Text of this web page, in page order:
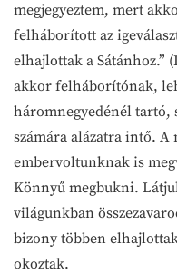
megjegyeztem, mert
felháborított az
elhajlottak a Sátánhoz.”
akkor felháborítónak,
háromnegyedénél tartó,
számára alázatra intő.
embervoltunknak is
Könnyű megbukni.
világunkban
bizony többen
okoztak.